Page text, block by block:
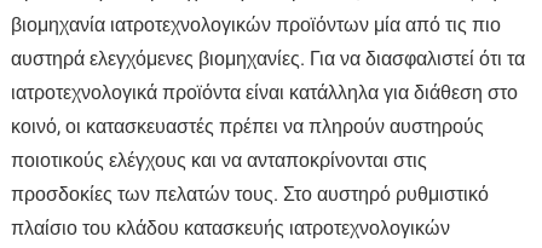
βιομηχανία ιατροτεχνολογικών προϊόντων μία από τις πιο
αυστηρά ελεγχόμενες βιομηχανίες. Για να διασφαλιστεί ότι τα
ιατροτεχνολογικά προϊόντα είναι κατάλληλα για διάθεση στο
κοινό, οι κατασκευαστές πρέπει να πληρούν αυστηρούς
ποιοτικούς ελέγχους και να ανταποκρίνονται στις
προσδοκίες των πελατών τους. Στο αυστηρό ρυθμιστικό
πλαίσιο του κλάδου κατασκευής ιατροτεχνολογικών